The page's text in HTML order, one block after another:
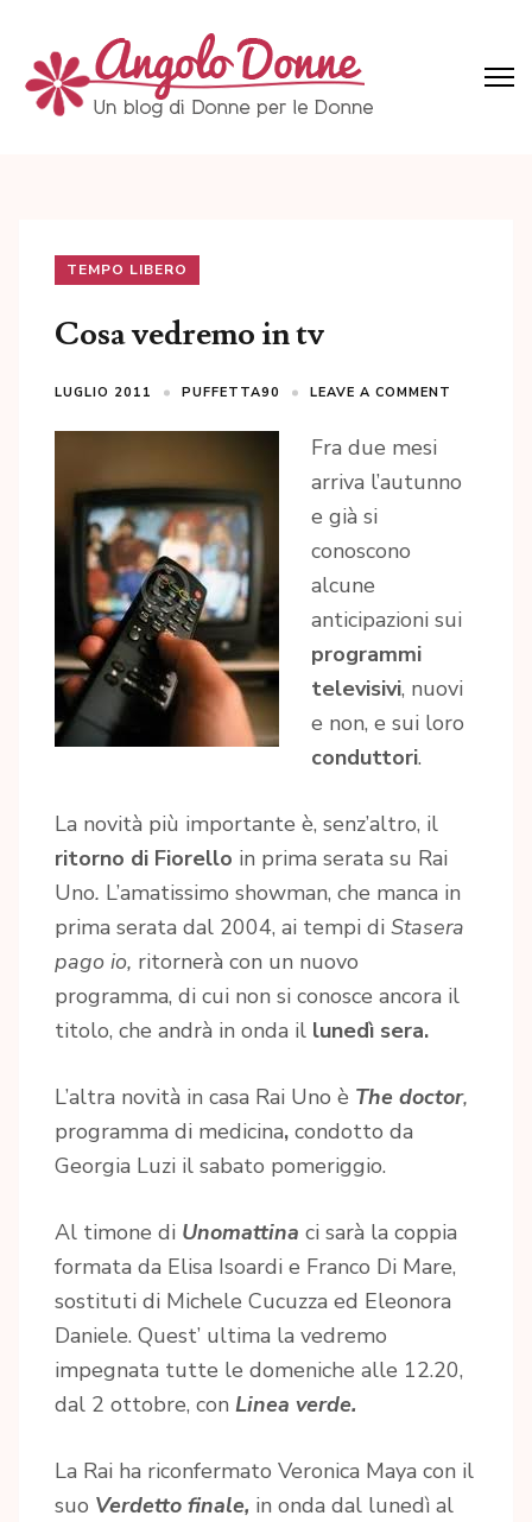
content
(Press
TEMPO LIBERO
Cosa vedremo in tv
LUGLIO 2011 PUFFETTA90 LEAVE A COMMENT
Fra due mesi
arriva l’autunno
e già si
conoscono
alcune
anticipazioni sui
programmi
televisivi, nuovi
e non, e sui loro
conduttori.
La novità più importante è, senz’altro, il
ritorno di Fiorello in prima serata su Rai
Uno. L’amatissimo showman, che manca in
prima serata dal 2004, ai tempi di Stasera
pago io, ritornerà con un nuovo
programma, di cui non si conosce ancora il
titolo, che andrà in onda il lunedì sera.
L’altra novità in casa Rai Uno è The doctor,
programma di medicina, condotto da
Georgia Luzi il sabato pomeriggio.
Al timone di Unomattina ci sarà la coppia
formata da Elisa Isoardi e Franco Di Mare,
sostituti di Michele Cucuzza ed Eleonora
Daniele. Quest’ ultima la vedremo
impegnata tutte le domeniche alle 12.20,
dal 2 ottobre, con Linea verde.
La Rai ha riconfermato Veronica Maya con il
suo Verdetto finale, in onda dal lunedì al